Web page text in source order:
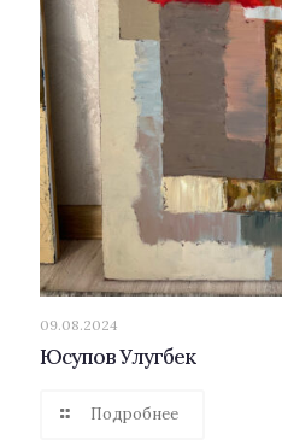
09.08.2024
Юсупов Улугбек
Подробнее